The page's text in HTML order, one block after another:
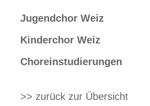
Jugendchor Weiz
Kinderchor Weiz
Choreinstudierungen
>> zurück zur Übersicht